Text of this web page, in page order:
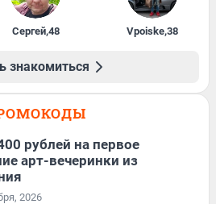
Сергей,48 Vpoiske,38
знакомиться
рублей на первое
арт-вечеринки из
2026